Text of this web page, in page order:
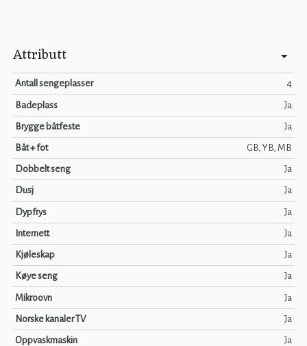
Attributt
Antall sengeplasser 4
Badeplass Ja
Brygge båtfeste Ja
Båt + fot GB, YB, MB
Dobbelt seng Ja
Dusj Ja
Dypfrys Ja
Internett Ja
Kjøleskap Ja
Køye seng Ja
Mikroovn Ja
Norske kanaler TV Ja
Oppvaskmaskin Ja